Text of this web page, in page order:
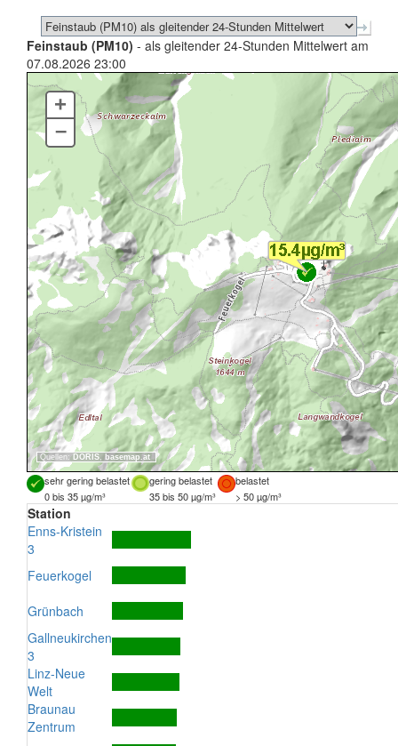
Feinstaub (PM10) - als gleitender 24-Stunden Mittelwert am
07.08.2026 23:00
Quellen: DORIS, basemap.at
+
–
sehr gering belastet gering belastet
belastet
0 bis 35 µg/m³
35 bis 50 µg/m³ > 50 µg/m³
Station
Enns-Kristein
3
Feuerkogel
Grünbach
Gallneukirchen
3
Linz-Neue
Welt
Braunau
Zentrum